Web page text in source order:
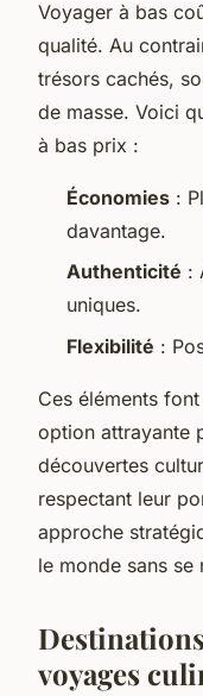
Voyager à bas
qualité. Au
trésors cachés,
de masse. Voici
à bas prix :
Économies :
davantage.
Authenticité :
uniques.
Flexibilité :
Ces éléments
option attrayante
découvertes
respectant leur
approche
le monde sans se
voyages